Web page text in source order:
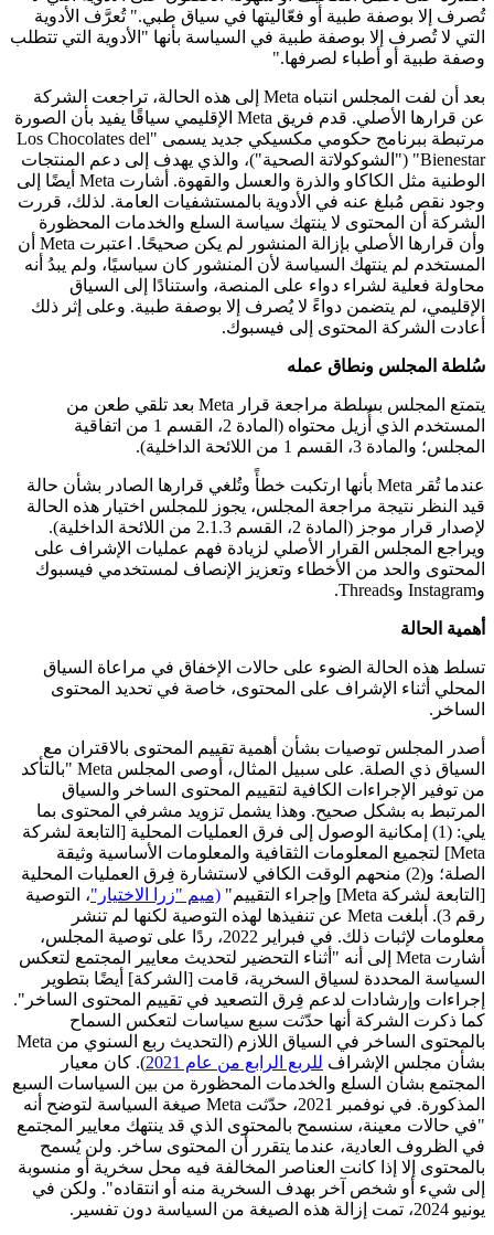
تُصرف إلا بوصفة طبية أو فعّاليتها في سياق طبي." تُعرَّف الأدوية
التي لا تُصرف إلا بوصفة طبية في السياسة بأنها "الأدوية التي تتطلب
وصفة طبية أو أطباء لصرفها."
بعد أن لفت المجلس انتباه Meta إلى هذه الحالة، تراجعت الشركة
عن قرارها الأصلي. قدم فريق Meta الإقليمي سياقًا يفيد بأن الصورة
مرتبطة ببرنامج حكومي مكسيكي جديد يسمى "Los Chocolates del
Bienestar" ("الشوكولاتة الصحية")، والذي يهدف إلى دعم المنتجات
الوطنية مثل الكاكاو والذرة والعسل والقهوة. أشارت Meta أيضًا إلى
وجود نقص مُبلغ عنه في الأدوية بالمستشفيات العامة. لذلك، قررت
الشركة أن المحتوى لا ينتهك سياسة السلع والخدمات المحظورة
وأن قرارها الأصلي بإزالة المنشور لم يكن صحيحًا. اعتبرت Meta أن
المستخدم لم ينتهك السياسة لأن المنشور كان سياسيًا، ولم يبدُ أنه
محاولة فعلية لشراء دواء على المنصة، واستنادًا إلى السياق
الإقليمي، لم يتضمن دواءً لا يُصرف إلا بوصفة طبية. وعلى إثر ذلك
أعادت الشركة المحتوى إلى فيسبوك.
سُلطة المجلس ونطاق عمله
يتمتع المجلس بسلطة مراجعة قرار Meta بعد تلقي طعن من
المستخدم الذي أُزيل محتواه (المادة 2، القسم 1 من اتفاقية
المجلس؛ والمادة 3، القسم 1 من اللائحة الداخلية).
عندما تُقر Meta بأنها ارتكبت خطأً وتُلغي قرارها الصادر بشأن حالة
قيد النظر نتيجة مراجعة المجلس، يجوز للمجلس اختيار هذه الحالة
لإصدار قرار موجز (المادة 2، القسم 2.1.3 من اللائحة الداخلية).
ويراجع المجلس القرار الأصلي لزيادة فهم عمليات الإشراف على
المحتوى والحد من الأخطاء وتعزيز الإنصاف لمستخدمي فيسبوك
وInstagram وThreads.
أهمية الحالة
تسلط هذه الحالة الضوء على حالات الإخفاق في مراعاة السياق
المحلي أثناء الإشراف على المحتوى، خاصة في تحديد المحتوى
الساخر.
أصدر المجلس توصيات بشأن أهمية تقييم المحتوى بالاقتران مع
السياق ذي الصلة. على سبيل المثال، أوصى المجلس Meta "بالتأكد
من توفير الإجراءات الكافية لتقييم المحتوى الساخر والسياق
المرتبط به بشكل صحيح. وهذا يشمل تزويد مشرفي المحتوى بما
يلي: (1) إمكانية الوصول إلى فرق العمليات المحلية [التابعة لشركة
Meta] لتجميع المعلومات الثقافية والمعلومات الأساسية وثيقة
الصلة؛ و(2) منحهم الوقت الكافي لاستشارة فِرق العمليات المحلية
[التابعة لشركة Meta] وإجراء التقييم"
(ميم "زرا الاختيار"، التوصية
رقم 3). أبلغت Meta عن تنفيذها لهذه التوصية لكنها لم تنشر
معلومات لإثبات ذلك. في فبراير 2022، ردًا على توصية المجلس،
أشارت Meta إلى أنه "أثناء التحضير لتحديث معايير المجتمع لتعكس
السياسة المحددة لسياق السخرية، قامت [الشركة] أيضًا بتطوير
إجراءات وإرشادات لدعم فِرق التصعيد في تقييم المحتوى الساخر".
كما ذكرت الشركة أنها حدّثت سبع سياسات لتعكس السماح
بالمحتوى الساخر في السياق اللازم (التحديث ربع السنوي من Meta
بشأن مجلس الإشراف للربع الرابع من عام 2021
). كان معيار
المجتمع بشأن السلع والخدمات المحظورة من بين السياسات السبع
المذكورة. في نوفمبر 2021، حدّثت Meta صيغة السياسة لتوضح أنه
"في حالات معينة، سنسمح بالمحتوى الذي قد ينتهك معايير المجتمع
في الظروف العادية، عندما يتقرر أن المحتوى ساخر. ولن يُسمح
بالمحتوى إلا إذا كانت العناصر المخالفة فيه محل سخرية أو منسوبة
إلى شيء أو شخص آخر بهدف السخرية منه أو انتقاده". ولكن في
يونيو 2024، تمت إزالة هذه الصيغة من السياسة دون تفسير.